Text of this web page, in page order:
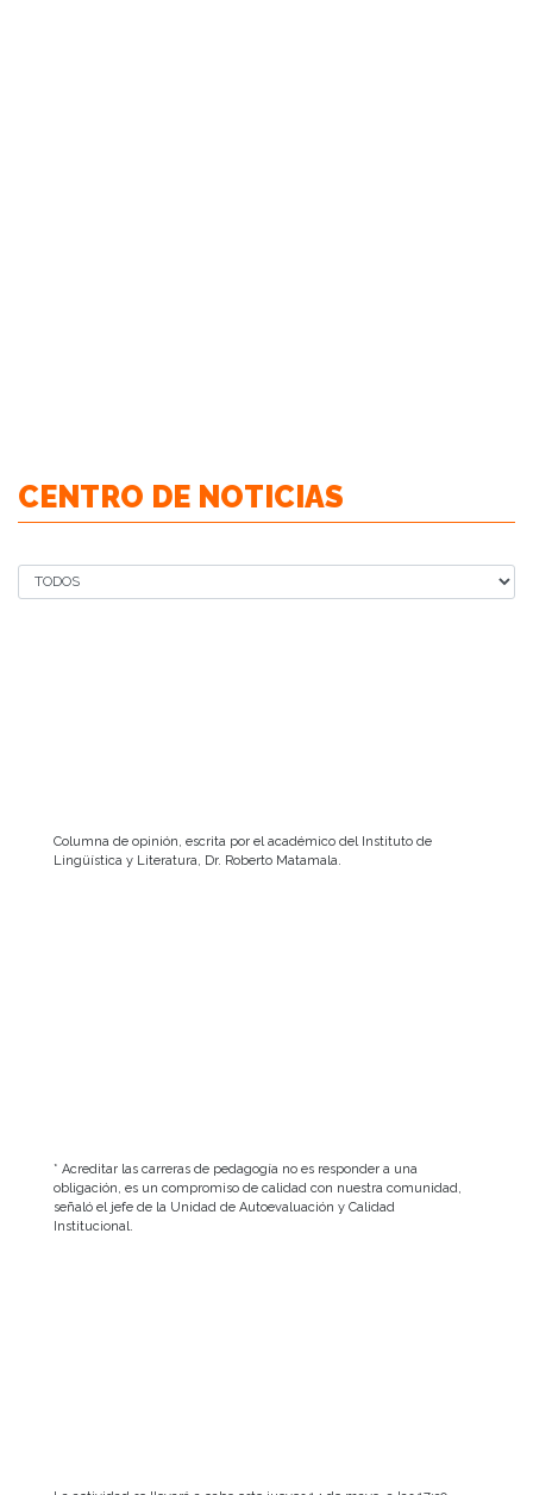
CENTRO DE NOTICIAS
Columna de opinión, escrita por el académico del Instituto de
Lingüística y Literatura, Dr. Roberto Matamala.
* Acreditar las carreras de pedagogía no es responder a una
obligación, es un compromiso de calidad con nuestra comunidad,
señaló el jefe de la Unidad de Autoevaluación y Calidad
Institucional.